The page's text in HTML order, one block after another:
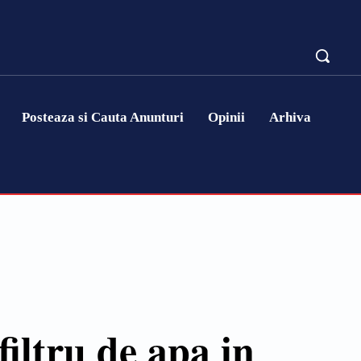
Posteaza si Cauta Anunturi Opinii Arhiva